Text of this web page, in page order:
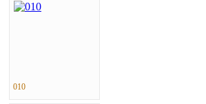
010